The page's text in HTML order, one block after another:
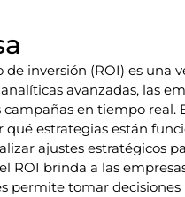
inversión (ROI) es una
avanzadas, las
en tiempo real.
estrategias están
ajustes estratégicos
ROI brinda a las
permite tomar